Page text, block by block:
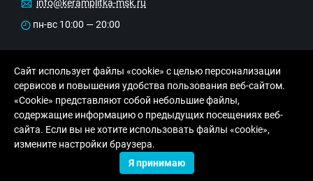
info@keramplitka-msk.ru
пн-вс 10:00 — 20:00
© Copyright 2013-2026 KERAMA MARAZZI, ООО
«Рутайл»
Сайт использует файлы «cookie» с целью персонализации
сервисов и повышения удобства пользования веб-сайтом.
«Cookie» представляют собой небольшие файлы,
содержащие информацию о предыдущих посещениях веб-
сайта. Если вы не хотите использовать файлы «cookie»,
измените настройки браузера.
Я принимаю